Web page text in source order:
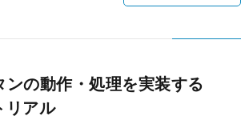
ンの動作・処理を実装する
リアル